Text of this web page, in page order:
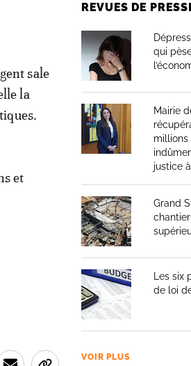
sale
la
et
REVUES DE
qui
Mairie
millions
justice
Grand
Les
de loi
VOIR PLUS